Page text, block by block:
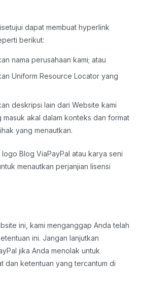
dapat membuat hyperlink
berikut:
nama perusahaan kami; atau
Uniform Resource Locator yang
deskripsi lain dari Website kami
akal dalam konteks dan format
yang menautkan.
Blog ViaPayPal atau karya seni
menautkan perjanjian lisensi
ini, kami menganggap Anda telah
ini. Jangan lanjutkan
jika Anda menolak untuk
dan ketentuan yang tercantum di